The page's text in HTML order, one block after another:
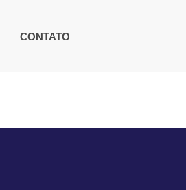
CONTATO